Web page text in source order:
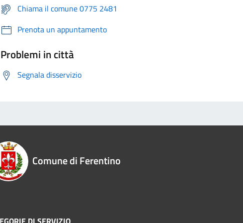
Chiama il comune 0775 2481
Prenota un appuntamento
Problemi in città
Segnala disservizio
Comune di Ferentino